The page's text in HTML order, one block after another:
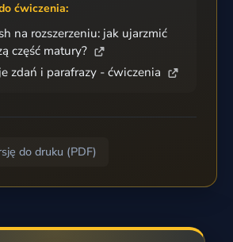
ćwiczenia:
na rozszerzeniu: jak ujarzmić
część matury?
zdań i parafrazy - ćwiczenia
do druku (PDF)